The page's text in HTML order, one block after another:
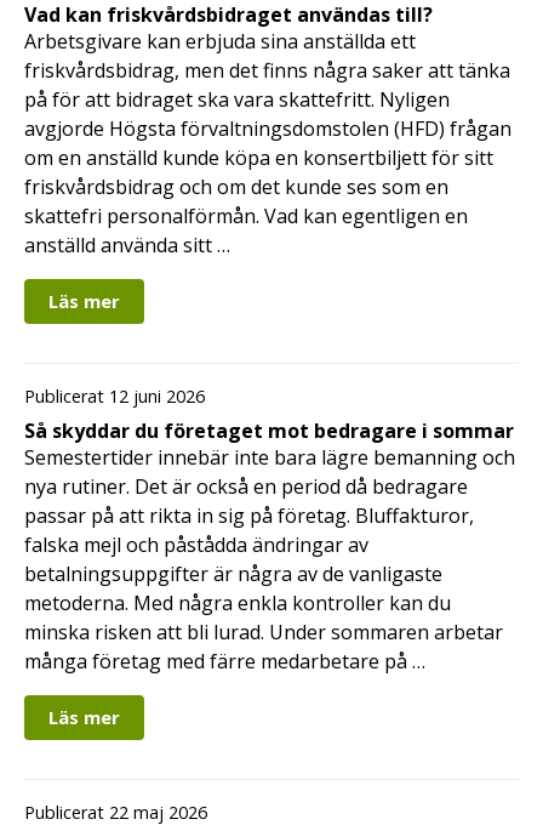
Vad kan friskvårdsbidraget användas till?
Arbetsgivare kan erbjuda sina anställda ett
friskvårdsbidrag, men det finns några saker att tänka
på för att bidraget ska vara skattefritt. Nyligen
avgjorde Högsta förvaltningsdomstolen (HFD) frågan
om en anställd kunde köpa en konsertbiljett för sitt
friskvårdsbidrag och om det kunde ses som en
skattefri personalförmån. Vad kan egentligen en
anställd använda sitt …
Läs mer
Publicerat 12 juni 2026
Så skyddar du företaget mot bedragare i sommar
Semestertider innebär inte bara lägre bemanning och
nya rutiner. Det är också en period då bedragare
passar på att rikta in sig på företag. Bluffakturor,
falska mejl och påstådda ändringar av
betalningsuppgifter är några av de vanligaste
metoderna. Med några enkla kontroller kan du
minska risken att bli lurad. Under sommaren arbetar
många företag med färre medarbetare på …
Läs mer
Publicerat 22 maj 2026